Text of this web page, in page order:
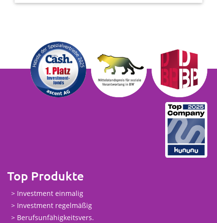
Top Produkte
Investment einmalig
Investment regelmäßig
Berufsunfähigkeitsvers.